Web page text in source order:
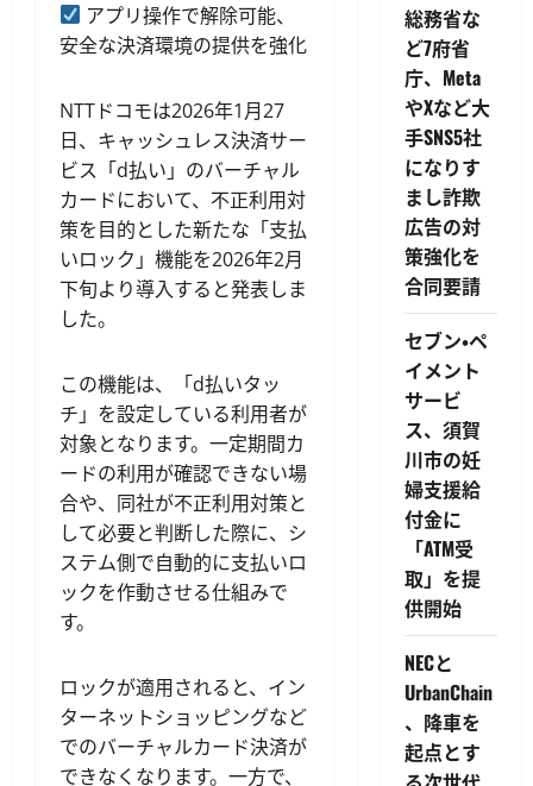
アプリ操作で解除可能、
安全な決済環境の提供を強化
NTTドコモは2026年1月27
日、キャッシュレス決済サー
ビス「d払い」のバーチャル
カードにおいて、不正利用対
策を目的とした新たな「支払
いロック」機能を2026年2月
下旬より導入すると発表しま
した。
この機能は、「d払いタッ
チ」を設定している利用者が
対象となります。一定期間カ
ードの利用が確認できない場
合や、同社が不正利用対策と
して必要と判断した際に、シ
ステム側で自動的に支払いロ
ックを作動させる仕組みで
す。
ロックが適用されると、イン
ターネットショッピングなど
でのバーチャルカード決済が
できなくなります。一方で、
総務省な
ど7府省
庁、Meta
やXなど大
手SNS5社
になりす
まし詐欺
広告の対
策強化を
合同要請
セブン・ペ
イメント
サービ
ス、須賀
川市の妊
婦支援給
付金に
「ATM受
取」を提
供開始
NECと
UrbanChain
、降車を
起点とす